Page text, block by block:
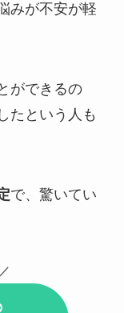
みが不安が軽
ができるの
たという人も
で、驚いてい